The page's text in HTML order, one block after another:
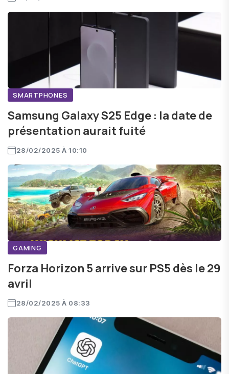
SMARTPHONES
Samsung Galaxy S25 Edge : la date de
présentation aurait fuité
28/02/2025 À 10:10
GAMING
Forza Horizon 5 arrive sur PS5 dès le 29
avril
28/02/2025 À 08:33